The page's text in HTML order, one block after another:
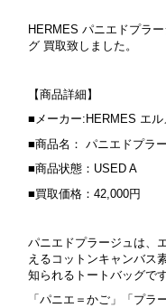
HERMES パニエドプラ
グ 買取致しました。
【商品詳細】
■メーカー:HERMES エル
■商品名： パニエドプラ
■商品状態：USED A
■買取価格：42,000円
パニエドプラージュは、
えるコットンキャンバス
知られるトートバッグで
「パニエ＝かご」「プラ